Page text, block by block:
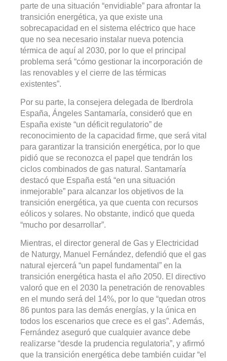
parte de una situación “envidiable” para afrontar la
transición energética, ya que existe una
sobrecapacidad en el sistema eléctrico que hace
que no sea necesario instalar nueva potencia
térmica de aquí al 2030, por lo que el principal
problema será “cómo gestionar la incorporación de
las renovables y el cierre de las térmicas
existentes”.
Por su parte, la consejera delegada de Iberdrola
España, Ángeles Santamaría, consideró que en
España existe “un déficit regulatorio” de
reconocimiento de la capacidad firme, que será vital
para garantizar la transición energética, por lo que
pidió que se reconozca el papel que tendrán los
ciclos combinados de gas natural. Santamaría
destacó que España está “en una situación
inmejorable” para alcanzar los objetivos de la
transición energética, ya que cuenta con recursos
eólicos y solares. No obstante, indicó que queda
“mucho por desarrollar”.
Mientras, el director general de Gas y Electricidad
de Naturgy, Manuel Fernández, defendió que el gas
natural ejercerá “un papel fundamental” en la
transición energética hasta el año 2050. El directivo
valoró que en el 2030 la penetración de renovables
en el mundo será del 14%, por lo que “quedan otros
86 puntos para las demás energías, y la única en
todos los escenarios que crece es el gas”. Además,
Fernández aseguró que cualquier avance debe
realizarse “desde la prudencia regulatoria”, y afirmó
que la transición energética debe también cuidar “el